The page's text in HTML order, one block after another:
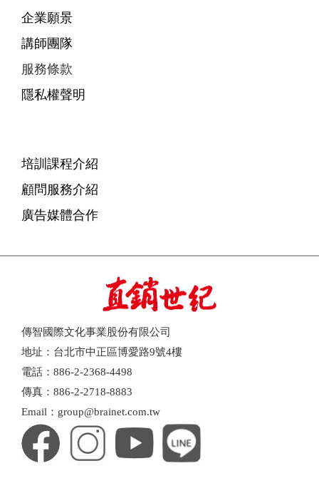
企業願景
講師團隊
服務條款
隱私權聲明
培訓課程介紹
顧問服務介紹
廣告媒體合作
傳智國際文化事業股份有限公司
地址：台北市中正區博愛路9號4樓
電話：886-2-2368-4498
傳真：886-2-2718-8883
Email：group@brainet.com.tw